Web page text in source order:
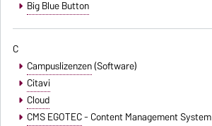
Big Blue Button
C
Campuslizenzen(Software)
Citavi
Cloud
CMS EGOTEC- Content Management System